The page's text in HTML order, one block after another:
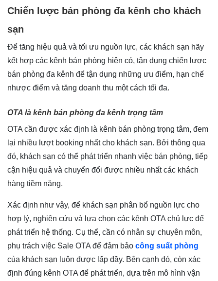
Chiến lược bán phòng đa kênh cho khách
sạn
Để tăng hiệu quả và tối ưu nguồn lực, các khách sạn hãy
kết hợp các kênh bán phòng hiện có, tận dụng chiến lược
bán phòng đa kênh để tận dụng những ưu điểm, hạn chế
nhược điểm và tăng doanh thu một cách tối đa.
OTA là kênh bán phòng đa kênh trọng tâm
OTA cần được xác định là kênh bán phòng trọng tâm, đem
lại nhiều lượt booking nhất cho khách sạn. Bởi thông qua
đó, khách sạn có thể phát triển nhanh việc bán phòng, tiếp
cận hiệu quả và chuyển đổi được nhiều nhất các khách
hàng tiềm năng.
Xác định như vậy, để khách sạn phân bổ nguồn lực cho
hợp lý, nghiên cứu và lựa chọn các kênh OTA chủ lực để
phát triển hệ thống. Cụ thể, cần có nhân sự chuyên môn,
phụ trách việc Sale OTA để đảm bảo công suất phòng
của khách sạn luôn được lấp đầy. Bên cạnh đó, còn xác
định đúng kênh OTA để phát triển, dựa trên mô hình vận